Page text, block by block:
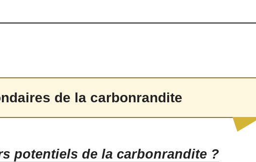
de la carbonrandite
potentiels de la carbonrandite ?